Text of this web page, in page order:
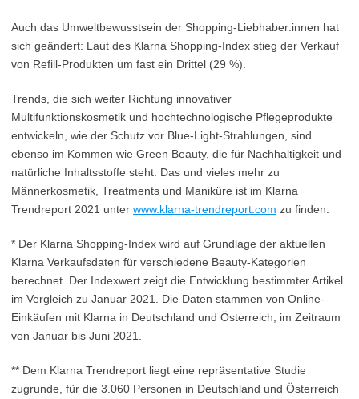
Auch das Umweltbewusstsein der Shopping-Liebhaber:innen hat
sich geändert: Laut des Klarna Shopping-Index stieg der Verkauf
von Refill-Produkten um fast ein Drittel (29 %).
Trends, die sich weiter Richtung innovativer
Multifunktionskosmetik und hochtechnologische Pflegeprodukte
entwickeln, wie der Schutz vor Blue-Light-Strahlungen, sind
ebenso im Kommen wie Green Beauty, die für Nachhaltigkeit und
natürliche Inhaltsstoffe steht. Das und vieles mehr zu
Männerkosmetik, Treatments und Maniküre ist im Klarna
Trendreport 2021 unter www.klarna-trendreport.com zu finden.
* Der Klarna Shopping-Index wird auf Grundlage der aktuellen
Klarna Verkaufsdaten für verschiedene Beauty-Kategorien
berechnet. Der Indexwert zeigt die Entwicklung bestimmter Artikel
im Vergleich zu Januar 2021. Die Daten stammen von Online-
Einkäufen mit Klarna in Deutschland und Österreich, im Zeitraum
von Januar bis Juni 2021.
** Dem Klarna Trendreport liegt eine repräsentative Studie
zugrunde, für die 3.060 Personen in Deutschland und Österreich